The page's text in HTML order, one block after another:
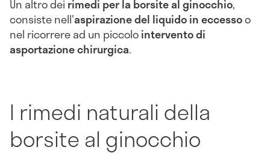
Un altro dei rimedi per la borsite al ginocchio,
consiste nell'aspirazione del liquido in eccessoo
nel ricorrere ad un piccolointervento di
asportazione chirurgica.
I rimedi naturali della
borsite al ginocchio